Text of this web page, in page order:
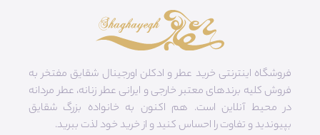
فروشگاه اینترنتی خرید عطر و ادکلن اورجینال شقایق مفتخر به
فروش کلیه برندهای معتبر خارجی و ایرانی عطر زنانه، عطر مردانه
در محیط آنلاین است. هم‌ اکنون به خانواده بزرگ شقایق
بپیوندید و تفاوت را احساس کنید و از خرید خود لذت ببرید.